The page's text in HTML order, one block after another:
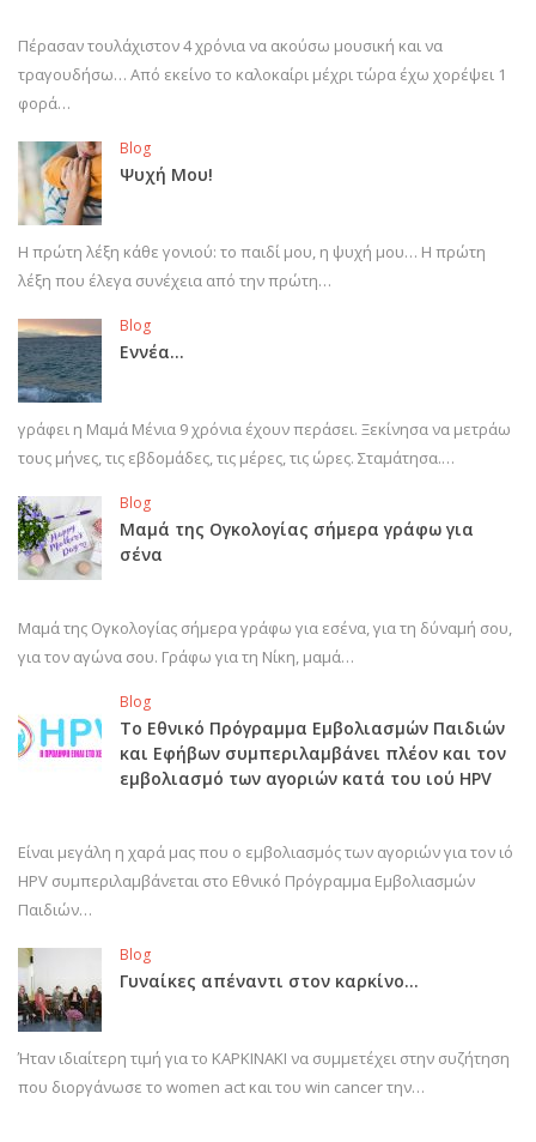
Πέρασαν τουλάχιστον 4 χρόνια να ακούσω μουσική και να
τραγουδήσω… Από εκείνο το καλοκαίρι μέχρι τώρα έχω χορέψει 1
φορά…
Blog
Ψυχή Μου!
Η πρώτη λέξη κάθε γονιού: το παιδί μου, η ψυχή μου… Η πρώτη
λέξη που έλεγα συνέχεια από την πρώτη…
Blog
Εννέα…
γράφει η Μαμά Μένια 9 χρόνια έχουν περάσει. Ξεκίνησα να μετράω
τους μήνες, τις εβδομάδες, τις μέρες, τις ώρες. Σταμάτησα.…
Blog
Μαμά της Ογκολογίας σήμερα γράφω για
σένα
Μαμά της Ογκολογίας σήμερα γράφω για εσένα, για τη δύναμή σου,
για τον αγώνα σου. Γράφω για τη Νίκη, μαμά…
Blog
Το Εθνικό Πρόγραμμα Εμβολιασμών Παιδιών
και Εφήβων συμπεριλαμβάνει πλέον και τον
εμβολιασμό των αγοριών κατά του ιού HPV
Είναι μεγάλη η χαρά μας που ο εμβολιασμός των αγοριών για τον ιό
HPV συμπεριλαμβάνεται στο Εθνικό Πρόγραμμα Εμβολιασμών
Παιδιών…
Blog
Γυναίκες απέναντι στον καρκίνο…
Ήταν ιδιαίτερη τιμή για το ΚΑΡΚΙΝΑΚΙ να συμμετέχει στην συζήτηση
που διοργάνωσε το women act και του win cancer την…